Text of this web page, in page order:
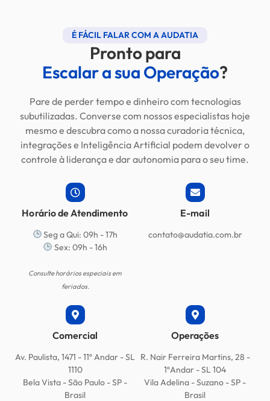
É FÁCIL FALAR COM A AUDATIA
Pronto para
Escalar a sua Operação?
Pare de perder tempo e dinheiro com tecnologias
subutilizadas. Converse com nossos especialistas hoje
mesmo e descubra como a nossa curadoria técnica,
integrações e Inteligência Artificial podem devolver o
controle à liderança e dar autonomia para o seu time.
Horário de Atendimento
Seg a Qui: 09h - 17h
Sex: 09h - 16h
Consulte horários especiais em
feriados.
E-mail
contato@audatia.com.br
Comercial
Av. Paulista, 1471 - 11º Andar - SL
1110
Bela Vista - São Paulo - SP -
Brasil
Operações
R. Nair Ferreira Martins, 28 -
1ºAndar - SL 104
Vila Adelina - Suzano - SP -
Brasil